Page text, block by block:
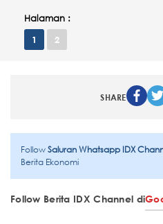
Halaman :
1 2
SHARE
FollowSaluran Whatsapp IDX
Berita Ekonomi
Follow Berita IDX Channel di